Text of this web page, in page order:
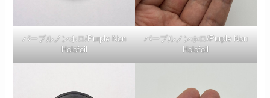
パープルノンホロ/Purple Non
Holofoil
パープルノンホロ/Purple Non
Holofoil